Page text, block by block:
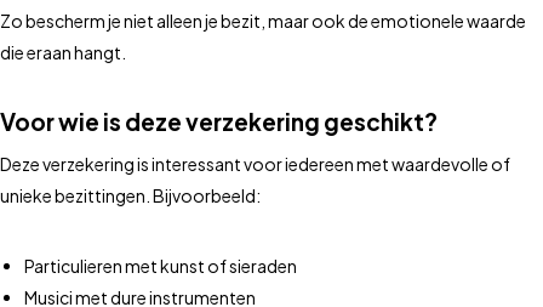
Zo bescherm je niet alleen je bezit, maar ook de emotionele waarde
die eraan hangt.
Voor wie is deze verzekering geschikt?
Deze verzekering is interessant voor iedereen met waardevolle of
unieke bezittingen. Bijvoorbeeld:
Particulieren met kunst of sieraden
Musici met dure instrumenten